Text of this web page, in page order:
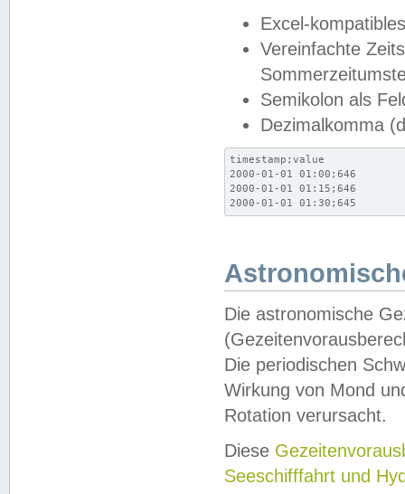
Excel-
Vereinfachte
Semikolon als
Dezimalkomma
timestamp;value
2000-01-01 01:00;646
2000-01-01 01:15;646
2000-01-01 01:30;645
Die astronomische
Die periodischen
Wirkung von Mond
Rotation verursacht.
Diese
Seeschifffahrt und